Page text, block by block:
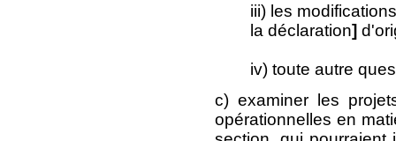
iii) les
la déclaration]
iv) toute autre
c) examiner les
opérationnelles en